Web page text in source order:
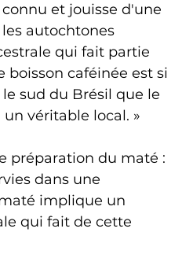
et jouisse d'une
autochtones
qui fait partie
caféinée est si
sud du Brésil que le
véritable local. »
préparation du maté :
dans une
implique un
qui fait de cette